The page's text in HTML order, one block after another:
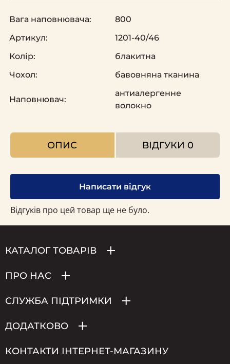
Вага наповнювача:
800
Артикул:
1201-40/46
Колір:
блакитна
Чохол:
бавовняна тканина
Наповнювач:
антиалергенне
волокно
ОПИС ВІДГУКИ 0
Написати відгук
Відгуків про цей товар ще не було.
КАТАЛОГ ТОВАРІВ
ПРО НАС
СЛУЖБА ПІДТРИМКИ
ДОДАТКОВО
КОНТАКТИ ІНТЕРНЕТ-МАГАЗИНУ